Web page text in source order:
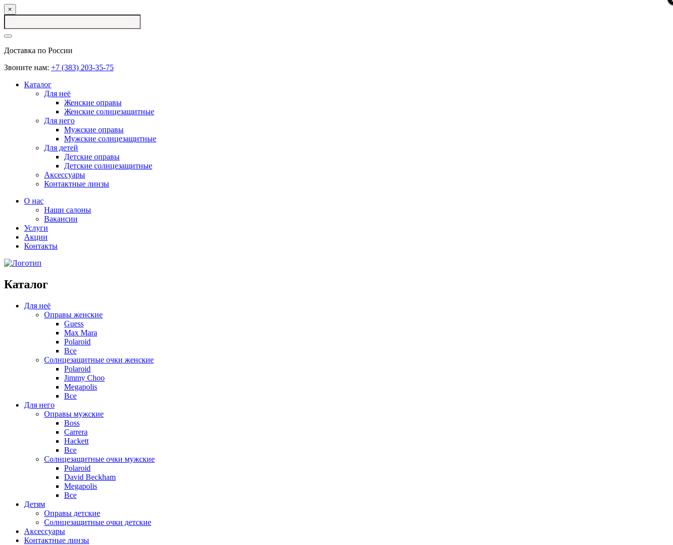
×
Доставка по России
Звоните нам: +7 (383) 203-35-75
Каталог
Для неё
Женские оправы
Женские солнцезащитные
Для него
Мужские оправы
Мужские солнцезащитные
Для детей
Детские оправы
Детские солнцезащитные
Аксессуары
Контактные линзы
О нас
Наши салоны
Вакансии
Услуги
Акции
Контакты
Каталог
Для неё
Оправы женские
Guess
Max Mara
Polaroid
Все
Солнцезащитные очки женские
Polaroid
Jimmy Choo
Megapolis
Все
Для него
Оправы мужские
Boss
Carrera
Hackett
Все
Солнцезащитные очки мужские
Polaroid
David Beckham
Megapolis
Все
Детям
Оправы детские
Солнцезащитные очки детские
Аксессуары
Контактные линзы